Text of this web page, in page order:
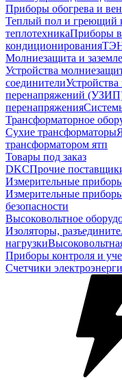
Приборы обогрева и
Теплый пол и греющий
теплотехникаПриборы
кондиционирования
Молниезащита и
Устройства
соединители
перенапряжений
перенапряжения
Трансформаторное
Сухие трансформаторы
трансформатором ятп
Товары под заказ
DKCПрочие
Измерительные
Измерительные
безопасности
Высоковольтное
Изоляторы,
нагрузки
Приборы контроля и
Счетчики